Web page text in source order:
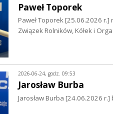
Paweł Toporek
Paweł Toporek [25.06.2026
Związek Rolników, Kółek i
2026-06-24, godz. 09:53
Jarosław Burba
Jarosław Burba [24.06.2026